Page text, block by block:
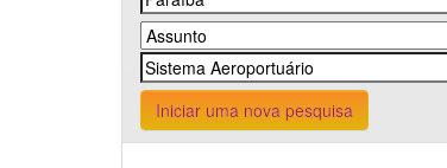
Iniciar uma nova pesquisa